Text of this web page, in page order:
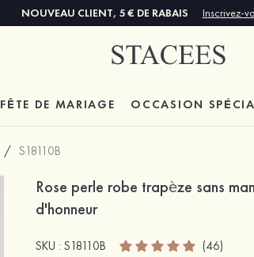
NOUVEAU CLIENT, 5 € DE RABAIS Inscrivez-
FÊTE DE MARIAGE OCCASION
/ S18110B
Rose perle robe trapèze sans
d'honneur
SKU : S18110B (46)